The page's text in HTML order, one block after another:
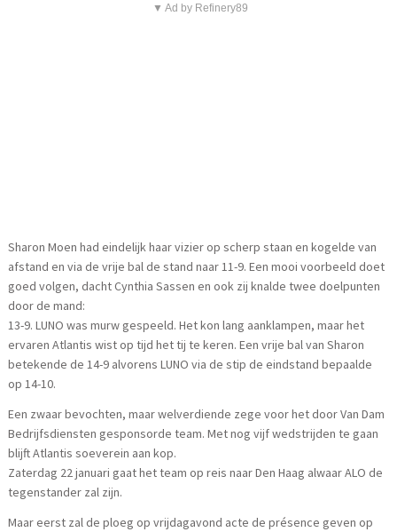
▼ Ad by Refinery89
Sharon Moen had eindelijk haar vizier op scherp staan en kogelde van
afstand en via de vrije bal de stand naar 11-9. Een mooi voorbeeld doet
goed volgen, dacht Cynthia Sassen en ook zij knalde twee doelpunten
door de mand:
13-9. LUNO was murw gespeeld. Het kon lang aanklampen, maar het
ervaren Atlantis wist op tijd het tij te keren. Een vrije bal van Sharon
betekende de 14-9 alvorens LUNO via de stip de eindstand bepaalde
op 14-10.
Een zwaar bevochten, maar welverdiende zege voor het door Van Dam
Bedrijfsdiensten gesponsorde team. Met nog vijf wedstrijden te gaan
blijft Atlantis soeverein aan kop.
Zaterdag 22 januari gaat het team op reis naar Den Haag alwaar ALO de
tegenstander zal zijn.
Maar eerst zal de ploeg op vrijdagavond acte de présence geven op